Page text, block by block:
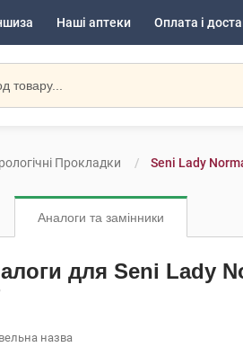
Наші аптеки Оплата і
Прокладки Seni Lady
Аналоги та замінники
для Seni Lady
назва